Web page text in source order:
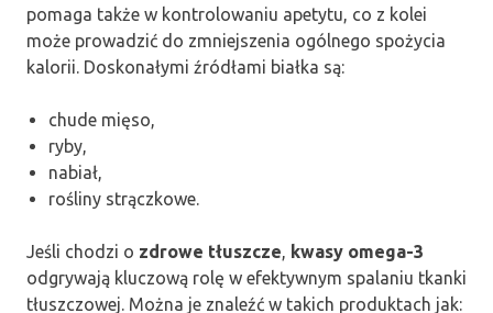
pomaga także w kontrolowaniu apetytu, co z kolei
może prowadzić do zmniejszenia ogólnego spożycia
kalorii. Doskonałymi źródłami białka są:
chude mięso,
ryby,
nabiał,
rośliny strączkowe.
Jeśli chodzi o zdrowe tłuszcze, kwasy omega-3
odgrywają kluczową rolę w efektywnym spalaniu tkanki
tłuszczowej. Można je znaleźć w takich produktach jak: